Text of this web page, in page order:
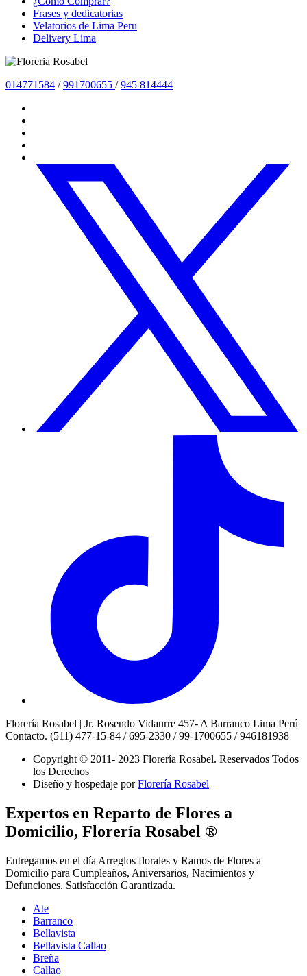
Frases y dedicatorias
Velatorios de Lima Peru
Delivery Lima
014771584 /991700655 /945 814444
Florería Rosabel | Jr. Rosendo Vidaurre 457- A Barranco Lima Perú
Contacto. (511) 477-15-84 / 695-2330 / 99-1700655 / 946181938
Copyright © 2011- 2023 Florería Rosabel. Reservados Todos
los Derechos
Diseño y hospedaje porFlorería Rosabel
Expertos en Reparto de Flores a
Domicilio, Florería Rosabel ®
Entregamos en el día Arreglos florales y Ramos de Flores a
Domicilio para Cumpleaños, Aniversarios, Nacimientos y
Defunciones. Satisfacción Garantizada.
Ate
Barranco
Bellavista
Bellavista Callao
Breña
Callao